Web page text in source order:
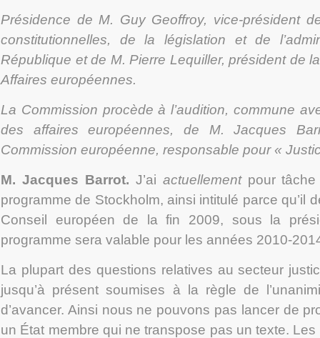
Présidence de M. Guy Geoffroy, vice-président
constitutionnelles, de la législation et de
République et de M. Pierre Lequiller, président de
Affaires européennes.
La Commission procède à l’audition, commune
des affaires européennes, de M. Jacques
Commission européenne, responsable pour «
M. Jacques Barrot. J’ai actuellementpour tâche
programme de Stockholm, ainsi intitulé parce qu’il
Conseil européen de la fin 2009, sous la
programme sera valable pour les années 2010-
La plupart des questions relatives au secteur
jusqu’à présent soumises à la règle de
d’avancer. Ainsi nous ne pouvons pas lancer de
un État membre qui ne transpose pas un texte.